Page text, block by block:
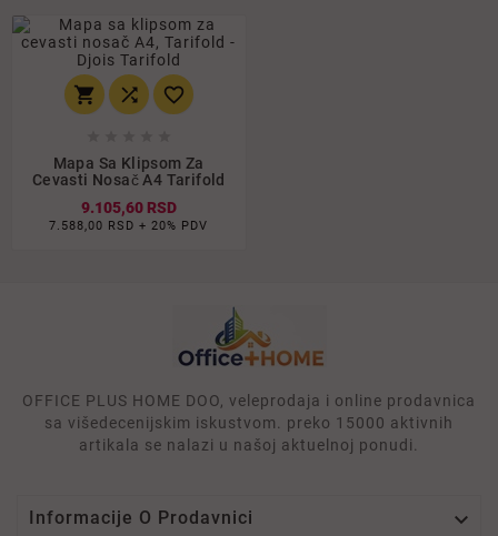
  
Mapa Sa Klipsom Za
Cevasti Nosač A4 Tarifold
9.105,60 RSD
7.588,00 RSD + 20% PDV
OFFICE PLUS HOME DOO, veleprodaja i online prodavnica
sa višedecenijskim iskustvom. preko 15000 aktivnih
artikala se nalazi u našoj aktuelnoj ponudi.
Informacije O Prodavnici 